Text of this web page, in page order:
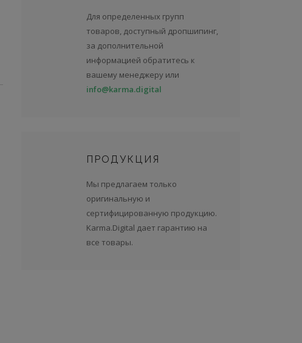
Для определенных групп
товаров, доступный дропшипинг,
за дополнительной
информацией обратитесь к
вашему менеджеру или
info@karma.digital
ПРОДУКЦИЯ
Мы предлагаем только
оригинальную и
сертифицированную продукцию.
Karma.Digital дает гарантию на
все товары.